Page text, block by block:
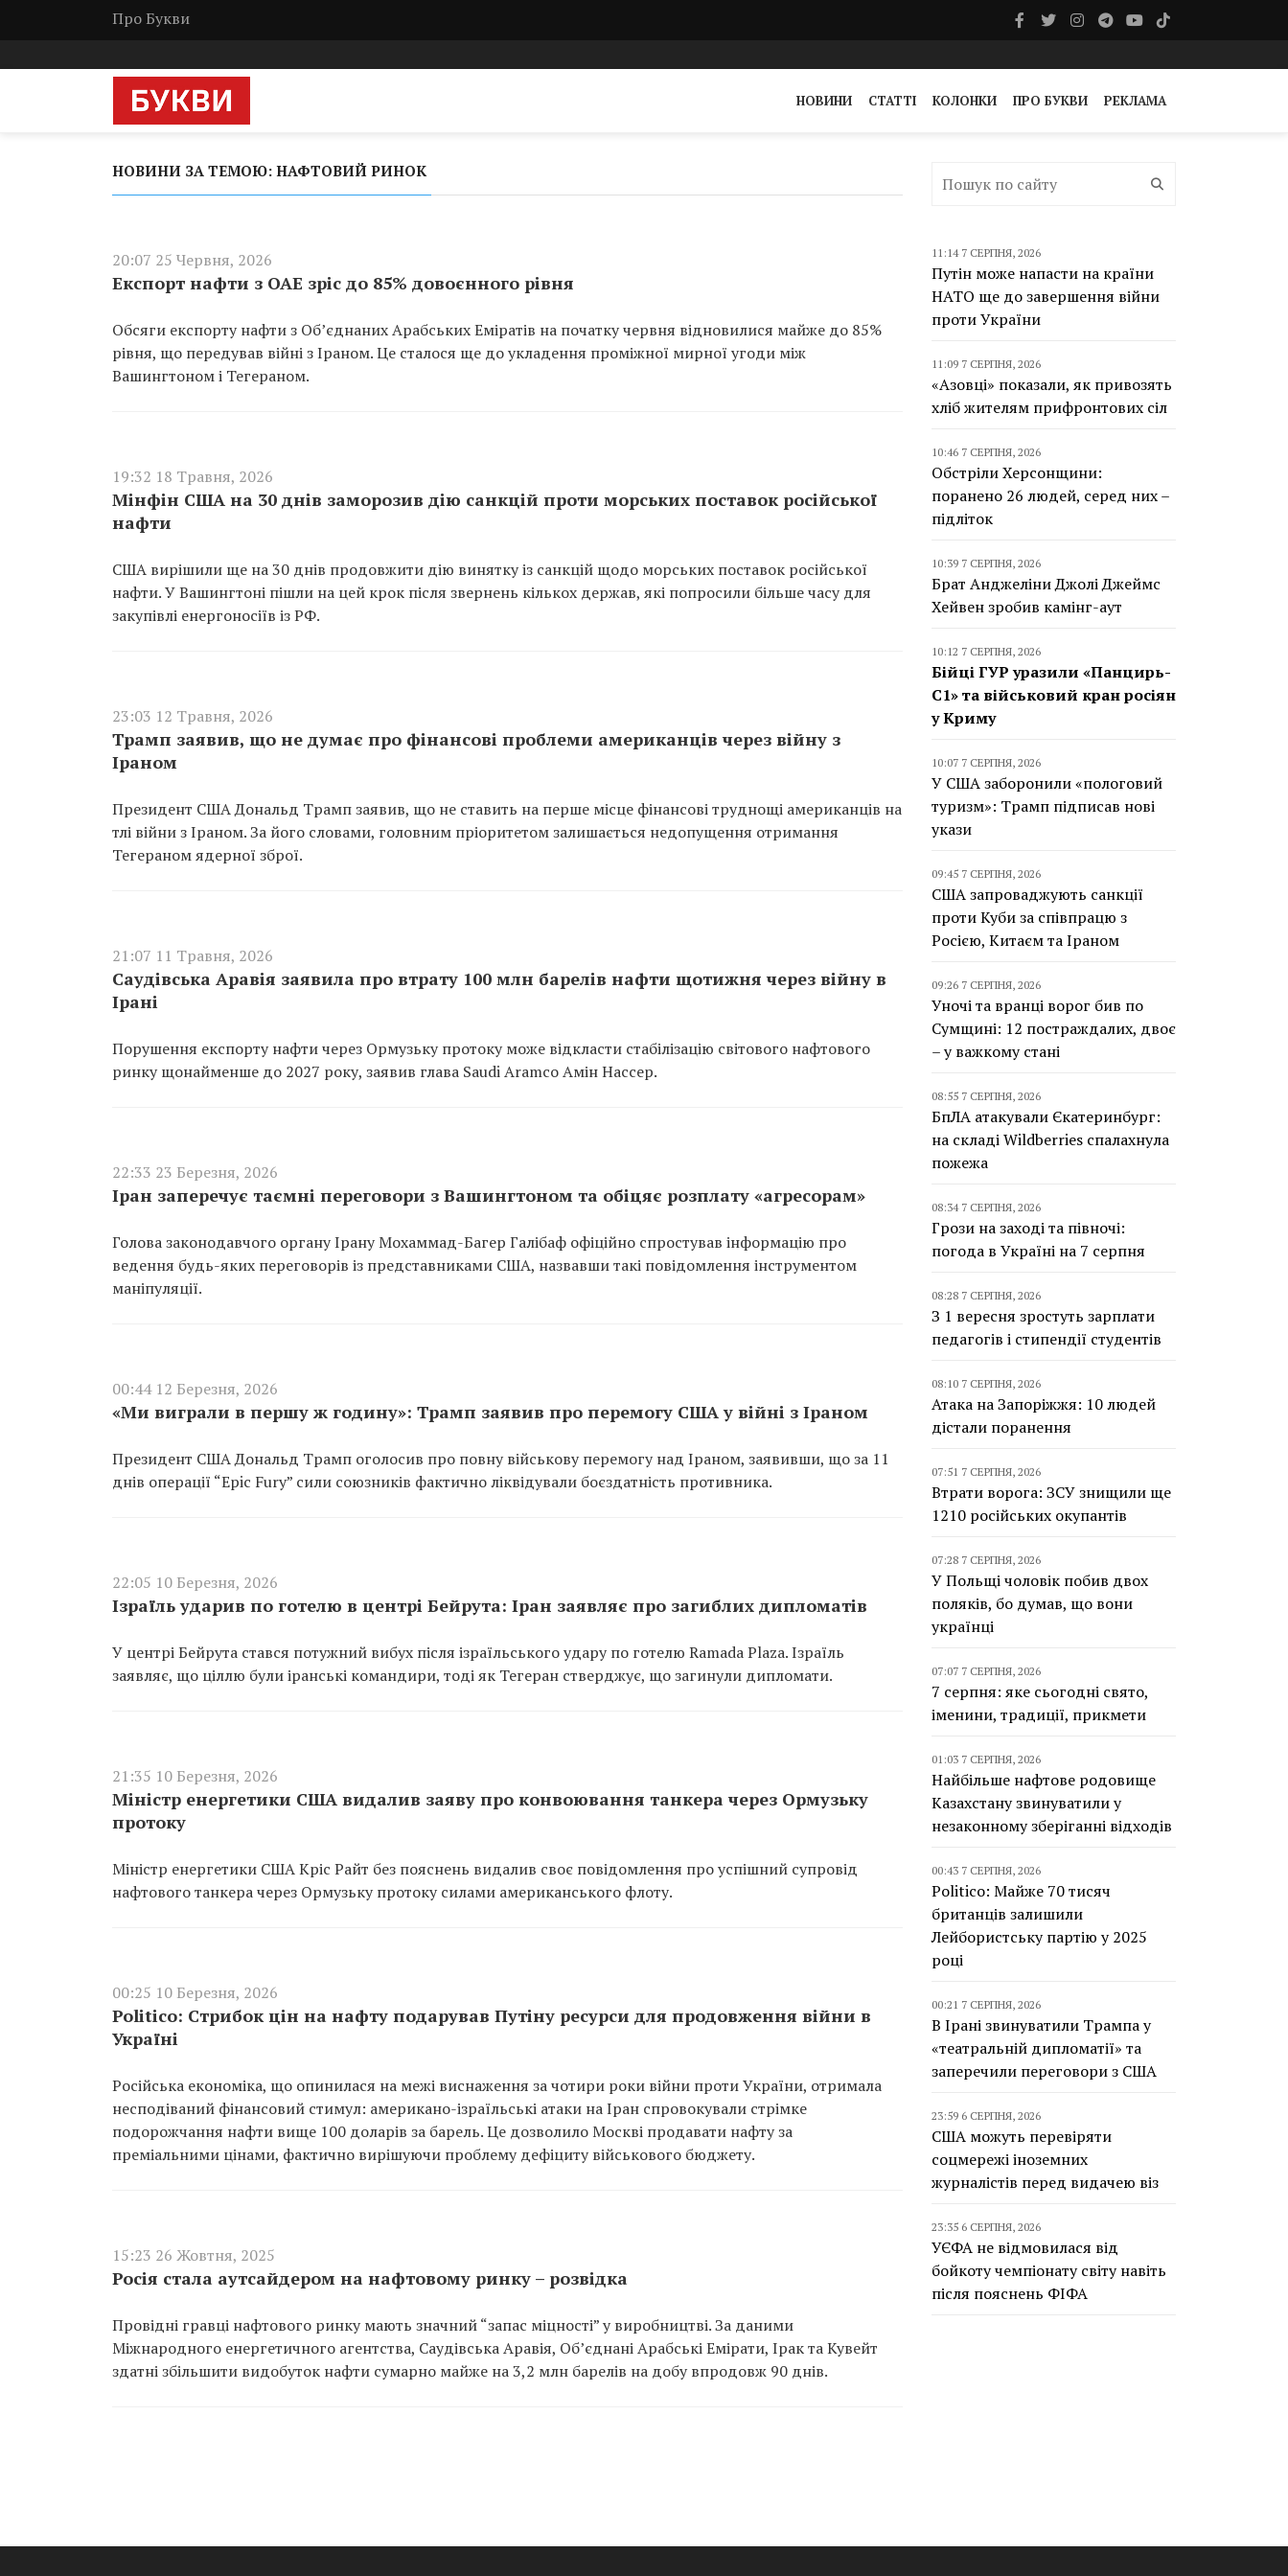
Про Букви
НОВИНИ СТАТТІ КОЛОНКИ ПРО БУКВИ РЕКЛАМА
НОВИНИ ЗА ТЕМОЮ: НАФТОВИЙ РИНОК
20:07 25 Червня, 2026
Експорт нафти з ОАЕ зріс до 85% довоєнного рівня
Обсяги експорту нафти з Об’єднаних Арабських Еміратів на початку червня відновилися майже до 85%
рівня, що передував війні з Іраном. Це сталося ще до укладення проміжної мирної угоди між
Вашингтоном і Тегераном.
19:32 18 Травня, 2026
Мінфін США на 30 днів заморозив дію санкцій проти морських поставок російської
нафти
США вирішили ще на 30 днів продовжити дію винятку із санкцій щодо морських поставок російської
нафти. У Вашингтоні пішли на цей крок після звернень кількох держав, які попросили більше часу для
закупівлі енергоносіїв із РФ.
23:03 12 Травня, 2026
Трамп заявив, що не думає про фінансові проблеми американців через війну з
Іраном
Президент США Дональд Трамп заявив, що не ставить на перше місце фінансові труднощі американців на
тлі війни з Іраном. За його словами, головним пріоритетом залишається недопущення отримання
Тегераном ядерної зброї.
21:07 11 Травня, 2026
Саудівська Аравія заявила про втрату 100 млн барелів нафти щотижня через війну в
Ірані
Порушення експорту нафти через Ормузьку протоку може відкласти стабілізацію світового нафтового
ринку щонайменше до 2027 року, заявив глава Saudi Aramco Амін Нассер.
22:33 23 Березня, 2026
Іран заперечує таємні переговори з Вашингтоном та обіцяє розплату «агресорам»
Голова законодавчого органу Ірану Мохаммад-Багер Галібаф офіційно спростував інформацію про
ведення будь-яких переговорів із представниками США, назвавши такі повідомлення інструментом
маніпуляції.
00:44 12 Березня, 2026
«Ми виграли в першу ж годину»: Трамп заявив про перемогу США у війні з Іраном
Президент США Дональд Трамп оголосив про повну військову перемогу над Іраном, заявивши, що за 11
днів операції “Epic Fury” сили союзників фактично ліквідували боєздатність противника.
22:05 10 Березня, 2026
Ізраїль ударив по готелю в центрі Бейрута: Іран заявляє про загиблих дипломатів
У центрі Бейрута стався потужний вибух після ізраїльського удару по готелю Ramada Plaza. Ізраїль
заявляє, що ціллю були іранські командири, тоді як Тегеран стверджує, що загинули дипломати.
21:35 10 Березня, 2026
Міністр енергетики США видалив заяву про конвоювання танкера через Ормузьку
протоку
Міністр енергетики США Кріс Райт без пояснень видалив своє повідомлення про успішний супровід
нафтового танкера через Ормузьку протоку силами американського флоту.
00:25 10 Березня, 2026
Politico: Стрибок цін на нафту подарував Путіну ресурси для продовження війни в
Україні
Російська економіка, що опинилася на межі виснаження за чотири роки війни проти України, отримала
несподіваний фінансовий стимул: американо-ізраїльські атаки на Іран спровокували стрімке
подорожчання нафти вище 100 доларів за барель. Це дозволило Москві продавати нафту за
преміальними цінами, фактично вирішуючи проблему дефіциту військового бюджету.
15:23 26 Жовтня, 2025
Росія стала аутсайдером на нафтовому ринку – розвідка
Провідні гравці нафтового ринку мають значний “запас міцності” у виробництві. За даними
Міжнародного енергетичного агентства, Саудівська Аравія, Об’єднані Арабські Емірати, Ірак та Кувейт
здатні збільшити видобуток нафти сумарно майже на 3,2 млн барелів на добу впродовж 90 днів.
11:14 7 СЕРПНЯ, 2026
Путін може напасти на країни
НАТО ще до завершення війни
проти України
11:09 7 СЕРПНЯ, 2026
«Азовці» показали, як привозять
хліб жителям прифронтових сіл
10:46 7 СЕРПНЯ, 2026
Обстріли Херсонщини:
поранено 26 людей, серед них –
підліток
10:39 7 СЕРПНЯ, 2026
Брат Анджеліни Джолі Джеймс
Хейвен зробив камінг-аут
10:12 7 СЕРПНЯ, 2026
Бійці ГУР уразили «Панцирь-
С1» та військовий кран росіян
у Криму
10:07 7 СЕРПНЯ, 2026
У США заборонили «пологовий
туризм»: Трамп підписав нові
укази
09:45 7 СЕРПНЯ, 2026
США запроваджують санкції
проти Куби за співпрацю з
Росією, Китаєм та Іраном
09:26 7 СЕРПНЯ, 2026
Уночі та вранці ворог бив по
Сумщині: 12 постраждалих, двоє
– у важкому стані
08:55 7 СЕРПНЯ, 2026
БпЛА атакували Єкатеринбург:
на складі Wildberries спалахнула
пожежа
08:34 7 СЕРПНЯ, 2026
Грози на заході та півночі:
погода в Україні на 7 серпня
08:28 7 СЕРПНЯ, 2026
З 1 вересня зростуть зарплати
педагогів і стипендії студентів
08:10 7 СЕРПНЯ, 2026
Атака на Запоріжжя: 10 людей
дістали поранення
07:51 7 СЕРПНЯ, 2026
Втрати ворога: ЗСУ знищили ще
1210 російських окупантів
07:28 7 СЕРПНЯ, 2026
У Польщі чоловік побив двох
поляків, бо думав, що вони
українці
07:07 7 СЕРПНЯ, 2026
7 серпня: яке сьогодні свято,
іменини, традиції, прикмети
01:03 7 СЕРПНЯ, 2026
Найбільше нафтове родовище
Казахстану звинуватили у
незаконному зберіганні відходів
00:43 7 СЕРПНЯ, 2026
Politico: Майже 70 тисяч
британців залишили
Лейбористську партію у 2025
році
00:21 7 СЕРПНЯ, 2026
В Ірані звинуватили Трампа у
«театральній дипломатії» та
заперечили переговори з США
23:59 6 СЕРПНЯ, 2026
США можуть перевіряти
соцмережі іноземних
журналістів перед видачею віз
23:35 6 СЕРПНЯ, 2026
УЄФА не відмовилася від
бойкоту чемпіонату світу навіть
після пояснень ФІФА